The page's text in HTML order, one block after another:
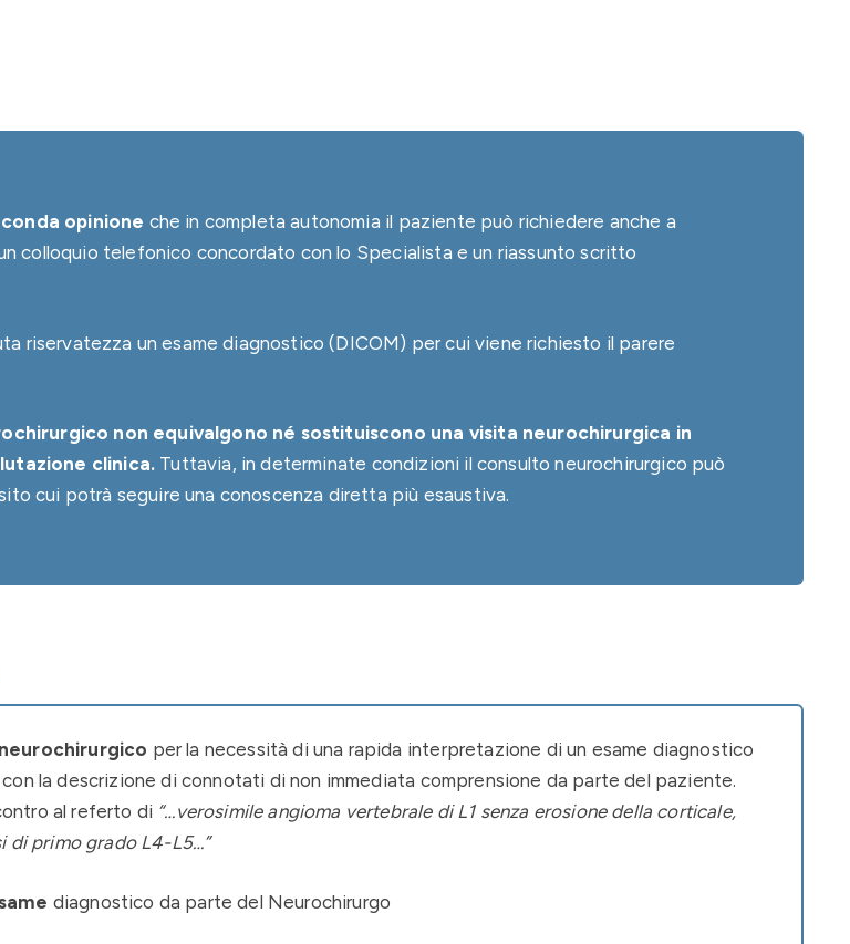
opinione che in completa autonomia il paziente può richiedere anche a
colloquio telefonico concordato con lo Specialista e un riassunto scritto
riservatezza un esame diagnostico (DICOM) per cui viene richiesto il parere
non equivalgono né sostituiscono una visita neurochirurgica in
clinica. Tuttavia, in determinate condizioni il consulto neurochirurgico può
cui potrà seguire una conoscenza diretta più esaustiva.
per la necessità di una rapida interpretazione di un esame diagnostico
la descrizione di connotati di non immediata comprensione da parte del paziente.
al referto di “…verosimile angioma vertebrale di L1 senza erosione della corticale,
di primo grado L4-L5…”
diagnostico da parte del Neurochirurgo